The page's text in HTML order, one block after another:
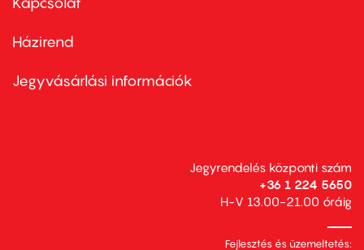
Footer
second
Házirend
Jegyvásárlási információk
Jegyrendelés központi szám
+36 1 224 5650
H-V 13.00-21.00 óráig
Fejlesztés és üzemeltetés: